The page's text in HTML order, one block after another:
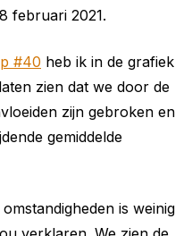
februari 2021.
#40 heb ik in de grafiek
zien dat we door de
zijn gebroken en
gemiddelde
is weinig